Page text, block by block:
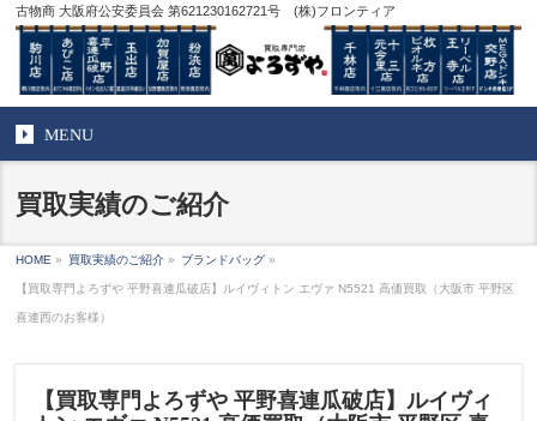
古物商 大阪府公安委員会 第621230162721号 (株)フロンティア
MENU
買取実績のご紹介
HOME » 買取実績のご紹介 » ブランドバッグ »
【買取専門よろずや 平野喜連瓜破店】ルイヴィトン エヴァ N5521 高価買取（大阪市 平野区
喜連西のお客様）
【買取専門よろずや 平野喜連瓜破店】ルイヴィ